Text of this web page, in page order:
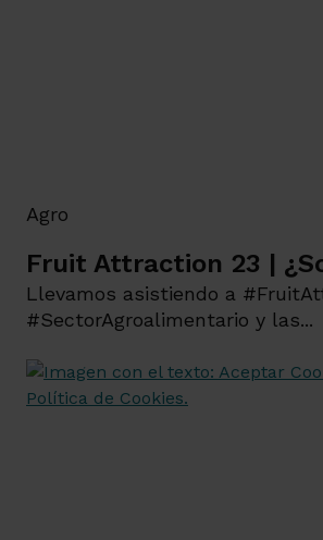
Agro
Fruit Attraction 23 |
Llevamos asistiendo a
#SectorAgroalimentario y las...